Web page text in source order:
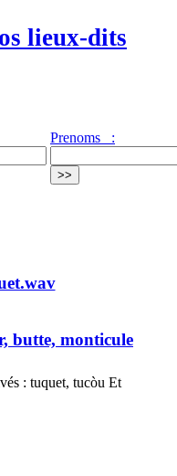
lieux-dits
Prenoms :
butte, monticule
: tuquet, tucòu Et